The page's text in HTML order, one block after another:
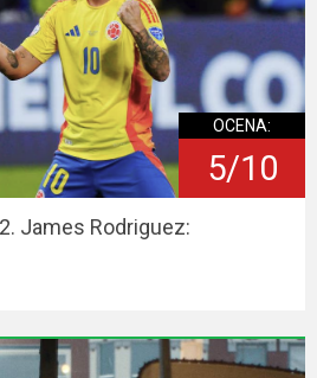
OCENA:
5/10
James Rodriguez: